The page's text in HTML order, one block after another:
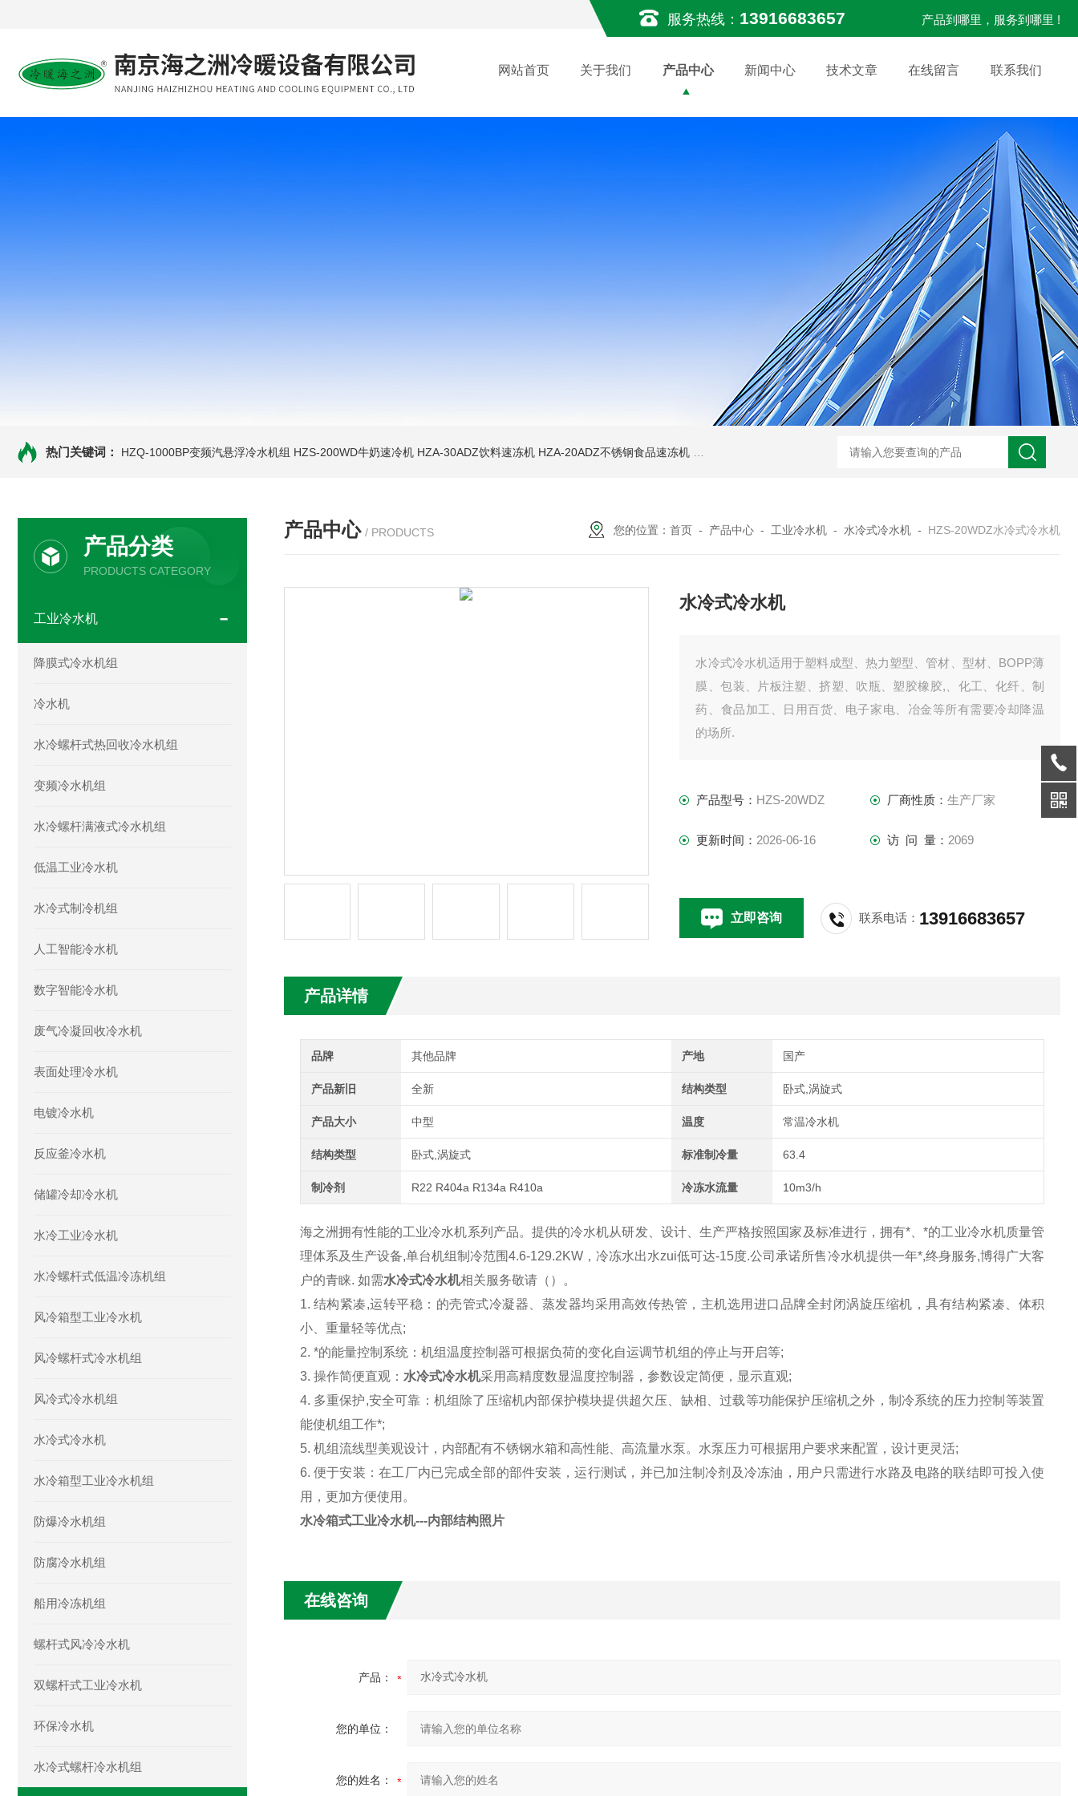
服务热线： 13916683657 产品到哪里，服务到哪里 !
网站首页 关于我们 产品中心 新闻中心 技术文章 在线留言 联系我们
热门关键词： HZQ-1000BP变频汽悬浮冷水机组 HZS-200WD牛奶速冷机 HZA-30ADZ饮料速冻机 HZA-20ADZ不锈钢食品速冻机 HZC-30A药厂车间水冷空调机 HZOT-30-24
产品分类
PRODUCTS CATEGORY
工业冷水机
降膜式冷水机组
冷水机
水冷螺杆式热回收冷水机组
变频冷水机组
水冷螺杆满液式冷水机组
低温工业冷水机
水冷式制冷机组
人工智能冷水机
数字智能冷水机
废气冷凝回收冷水机
表面处理冷水机
电镀冷水机
反应釜冷水机
储罐冷却冷水机
水冷工业冷水机
水冷螺杆式低温冷冻机组
风冷箱型工业冷水机
风冷螺杆式冷水机组
风冷式冷水机组
水冷式冷水机
水冷箱型工业冷水机组
防爆冷水机组
防腐冷水机组
船用冷冻机组
螺杆式风冷冷水机
双螺杆式工业冷水机
环保冷水机
水冷式螺杆冷水机组
产品中心 / PRODUCTS 您的位置： 首页 - 产品中心 - 工业冷水机 - 水冷式冷水机 - HZS-20WDZ水冷式冷水机
水冷式冷水机
水冷式冷水机适用于塑料成型、热力塑型、管材、型材、BOPP薄
膜、包装、片板注塑、挤塑、吹瓶、塑胶橡胶,、化工、化纤、制
药、食品加工、日用百货、电子家电、冶金等所有需要冷却降温
的场所.
产品型号： HZS-20WDZ 厂商性质： 生产厂家
更新时间： 2026-06-16 访 问 量： 2069
立即咨询 联系电话： 13916683657
产品详情
品牌 其他品牌 产地 国产
产品新旧 全新 结构类型 卧式,涡旋式
产品大小 中型 温度 常温冷水机
结构类型 卧式,涡旋式 标准制冷量 63.4
制冷剂 R22 R404a R134a R410a 冷冻水流量 10m3/h
海之洲拥有性能的工业冷水机系列产品。提供的冷水机从研发、设计、生产严格按照国家及标准进行，拥有*、*的工业冷水机质量管
理体系及生产设备,单台机组制冷范围4.6-129.2KW，冷冻水出水zui低可达-15度.公司承诺所售冷水机提供一年*,终身服务,博得广大客
户的青睐. 如需水冷式冷水机相关服务敬请（）。
1. 结构紧凑,运转平稳：的壳管式冷凝器、蒸发器均采用高效传热管，主机选用进口品牌全封闭涡旋压缩机，具有结构紧凑、体积
小、重量轻等优点;
2. *的能量控制系统：机组温度控制器可根据负荷的变化自运调节机组的停止与开启等;
3. 操作简便直观： 水冷式冷水机采用高精度数显温度控制器，参数设定简便，显示直观;
4. 多重保护,安全可靠：机组除了压缩机内部保护模块提供超欠压、缺相、过载等功能保护压缩机之外，制冷系统的压力控制等装置
能使机组工作*;
5. 机组流线型美观设计，内部配有不锈钢水箱和高性能、高流量水泵。水泵压力可根据用户要求来配置，设计更灵活;
6. 便于安装：在工厂内已完成全部的部件安装，运行测试，并已加注制冷剂及冷冻油，用户只需进行水路及电路的联结即可投入使
用，更加方便使用。
水冷箱式工业冷水机---内部结构照片
在线咨询
产品：
您的单位：
您的姓名：